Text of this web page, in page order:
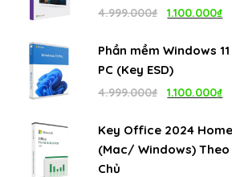
4.999.000₫
Giá
là:
1.100.000₫
Phần mềm Windows
PC (Key ESD)
4.999.000₫
Giá
là:
1.100.000₫
Key Office 2024
(Mac/ Windows) Theo
Chủ